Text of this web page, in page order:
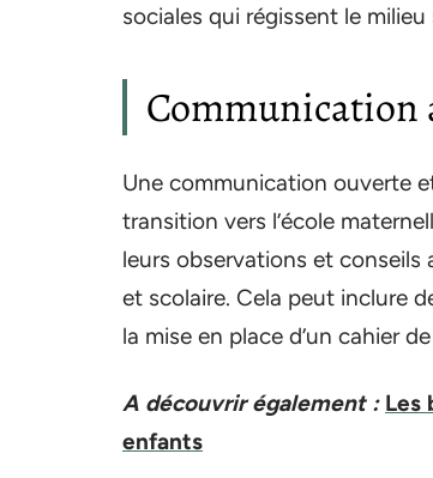
sociales qui régissent le milieu
Communication
Une communication ouverte
transition vers l’école
leurs observations et conseils
et scolaire. Cela peut inclure
la mise en place d’un cahier
A découvrir également : Les
enfants